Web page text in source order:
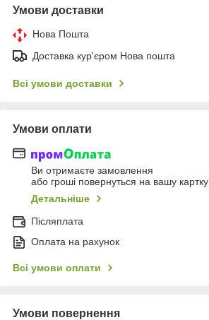
Умови доставки
Нова Пошта
Доставка кур'єром Нова пошта
Всі умови доставки
Умови оплати
Ви отримаєте замовлення
або гроші повернуться на вашу картку
Детальніше
Післяплата
Оплата на рахунок
Всі умови оплати
Умови повернення